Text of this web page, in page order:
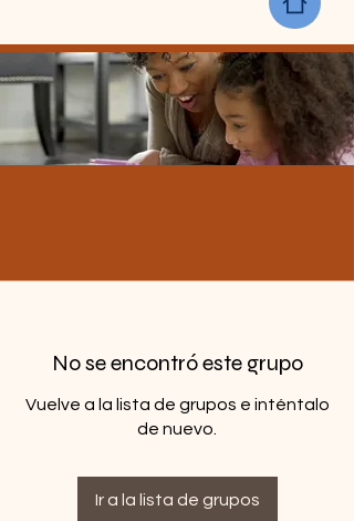
No se encontró este grupo
Vuelve a la lista de grupos e inténtalo
de nuevo.
Ir a la lista de grupos